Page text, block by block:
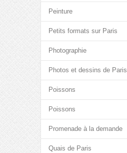
Peinture
Petits formats sur Paris
Photographie
Photos et dessins de Paris
Poissons
Poissons
Promenade à la demande
Quais de Paris